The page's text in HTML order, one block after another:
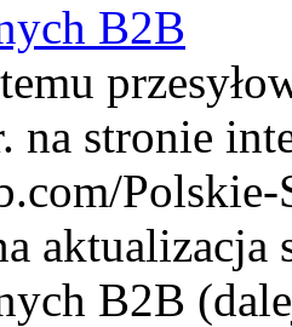
B2B
na stronie
Polskie-
aktualizacja
B2B